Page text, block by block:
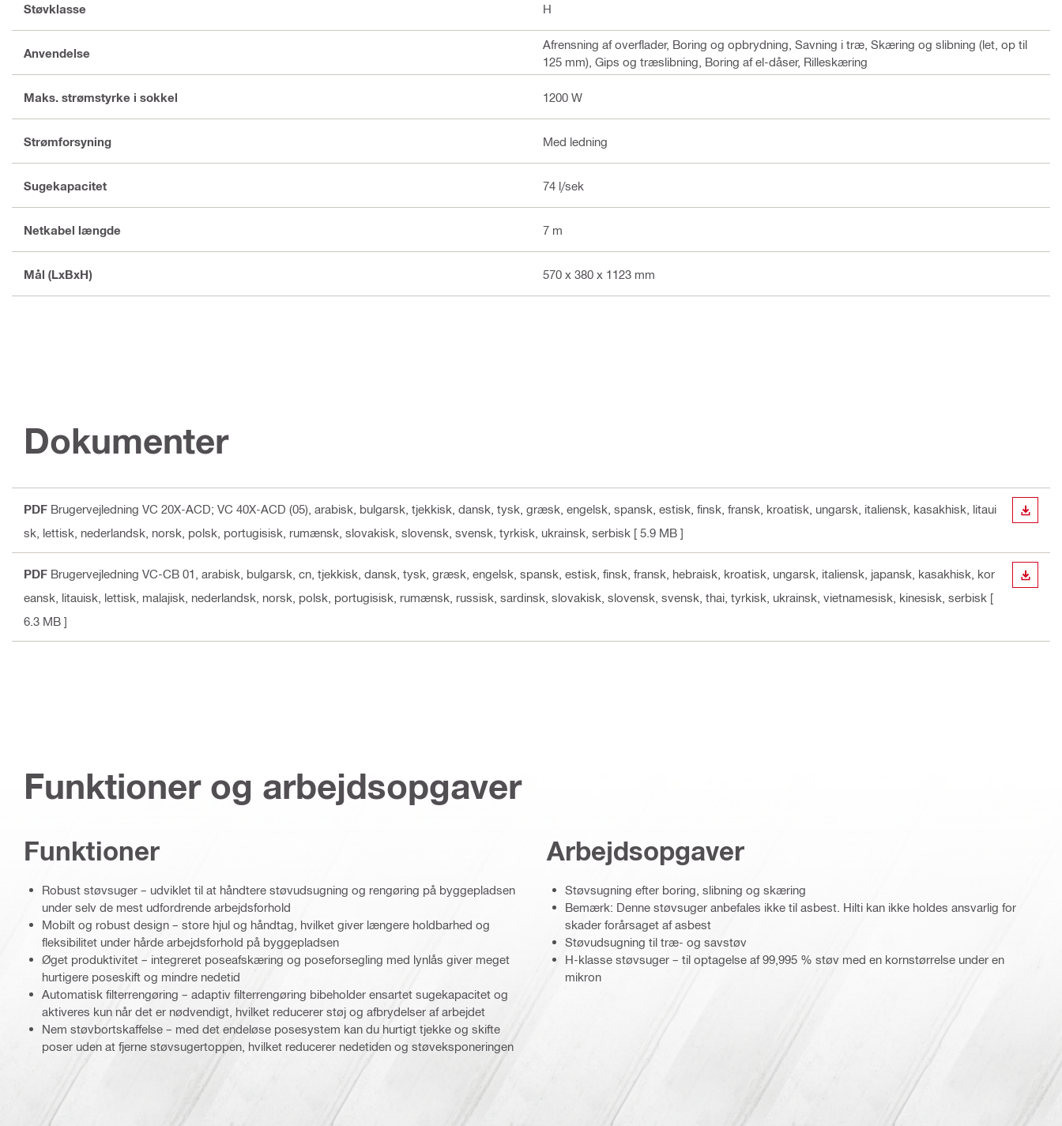
Støvklasse H
Anvendelse
Afrensning af overflader, Boring og opbrydning, Savning i træ, Skæring og slibning (let, op til
125 mm), Gips og træslibning, Boring af el-dåser, Rilleskæring
Maks. strømstyrke i sokkel 1200 W
Strømforsyning Med ledning
Sugekapacitet 74 l/sek
Netkabel længde 7 m
Mål (LxBxH) 570 x 380 x 1123 mm
Dokumenter
PDF Brugervejledning VC 20X-ACD; VC 40X-ACD (05) , arabisk, bulgarsk, tjekkisk, dansk, tysk, græsk, engelsk, spansk, estisk, finsk, fransk, kroatisk, ungarsk, italiensk, kasakhisk, litaui
sk, lettisk, nederlandsk, norsk, polsk, portugisisk, rumænsk, slovakisk, slovensk, svensk, tyrkisk, ukrainsk, serbisk [ 5.9 MB ]
PDF Brugervejledning VC-CB 01 , arabisk, bulgarsk, cn, tjekkisk, dansk, tysk, græsk, engelsk, spansk, estisk, finsk, fransk, hebraisk, kroatisk, ungarsk, italiensk, japansk, kasakhisk, kor
eansk, litauisk, lettisk, malajisk, nederlandsk, norsk, polsk, portugisisk, rumænsk, russisk, sardinsk, slovakisk, slovensk, svensk, thai, tyrkisk, ukrainsk, vietnamesisk, kinesisk, serbisk [
6.3 MB ]
Funktioner og arbejdsopgaver
Funktioner
Robust støvsuger – udviklet til at håndtere støvudsugning og rengøring på byggepladsen
under selv de mest udfordrende arbejdsforhold
Mobilt og robust design – store hjul og håndtag, hvilket giver længere holdbarhed og
fleksibilitet under hårde arbejdsforhold på byggepladsen
Øget produktivitet – integreret poseafskæring og poseforsegling med lynlås giver meget
hurtigere poseskift og mindre nedetid
Automatisk filterrengøring – adaptiv filterrengøring bibeholder ensartet sugekapacitet og
aktiveres kun når det er nødvendigt, hvilket reducerer støj og afbrydelser af arbejdet
Nem støvbortskaffelse – med det endeløse posesystem kan du hurtigt tjekke og skifte
poser uden at fjerne støvsugertoppen, hvilket reducerer nedetiden og støveksponeringen
Arbejdsopgaver
Støvsugning efter boring, slibning og skæring
Bemærk: Denne støvsuger anbefales ikke til asbest. Hilti kan ikke holdes ansvarlig for
skader forårsaget af asbest
Støvudsugning til træ- og savstøv
H-klasse støvsuger – til optagelse af 99,995 % støv med en kornstørrelse under en
mikron